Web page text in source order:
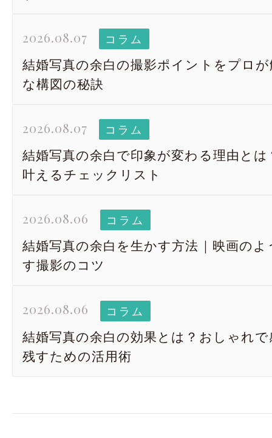
2026.08.07 コラム
結婚写真の余白の撮影ポイントをプロ
な構図の秘訣
2026.08.07 コラム
結婚写真の余白で印象が変わる理由とは
叶えるチェックリスト
2026.08.06 コラム
結婚写真の余白を生かす方法｜映画の
す撮影のコツ
2026.08.06 コラム
結婚写真の余白の効果とは？おしゃれで
残すための活用術